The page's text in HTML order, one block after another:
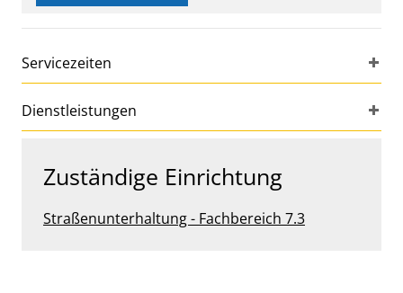
Servicezeiten
Dienstleistungen
Zuständige Einrichtung
Straßenunterhaltung - Fachbereich 7.3